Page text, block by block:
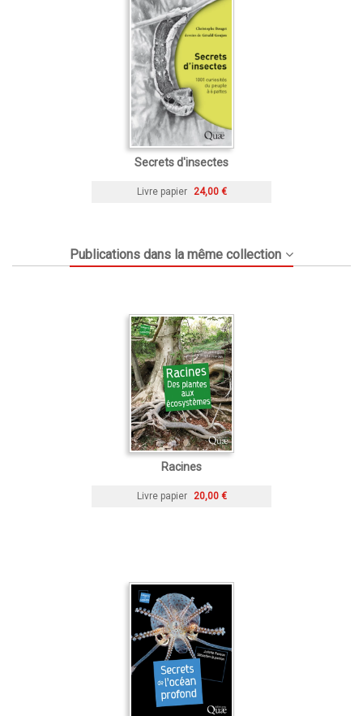
Secrets d'insectes
Livre papier 24,00 €
Publications dans la même collection
Racines
Livre papier 20,00 €